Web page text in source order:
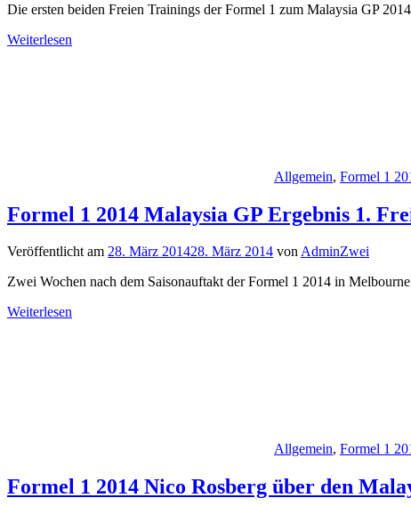
Die ersten beiden Freien Trainings der Formel 1 zum Malaysia GP
Weiterlesen
Allgemein, Formel 1
Formel 1 2014 Malaysia GP Ergebnis 1.
Veröffentlicht am 28. März 201428. März 2014 vonAdminZwei
Zwei Wochen nach dem Saisonauftakt der Formel 1 2014 in
Weiterlesen
Allgemein, Formel 1
Formel 1 2014 Nico Rosberg über den